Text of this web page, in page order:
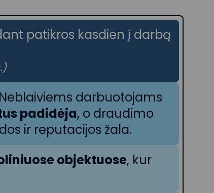
patikros kasdien į darbą
darbuotojams
padidėja, o draudimo
ir reputacijos žala.
objektuose, kur